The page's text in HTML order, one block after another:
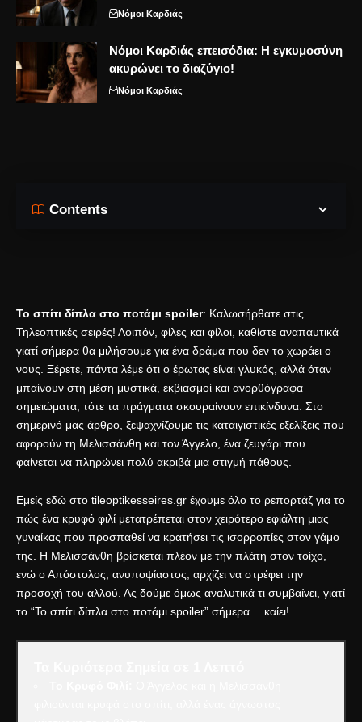
Νόμοι Καρδιάς
Νόμοι Καρδιάς επεισόδια: Η εγκυμοσύνη
ακυρώνει το διαζύγιο!
Νόμοι Καρδιάς
Contents
Το σπίτι δίπλα στο ποτάμι spoiler: Καλωσήρθατε στις
Τηλεοπτικές σειρές! Λοιπόν, φίλες και φίλοι, καθίστε αναπαυτικά
γιατί σήμερα θα μιλήσουμε για ένα δράμα που δεν το χωράει ο
νους. Ξέρετε, πάντα λέμε ότι ο έρωτας είναι γλυκός, αλλά όταν
μπαίνουν στη μέση μυστικά, εκβιασμοί και ανορθόγραφα
σημειώματα, τότε τα πράγματα σκουραίνουν επικίνδυνα. Στο
σημερινό μας άρθρο, ξεψαχνίζουμε τις καταιγιστικές εξελίξεις που
αφορούν τη Μελισσάνθη και τον Άγγελο, ένα ζευγάρι που
φαίνεται να πληρώνει πολύ ακριβά μια στιγμή πάθους.
Εμείς εδώ στο tileoptikesseires.gr έχουμε όλο το ρεπορτάζ για το
πώς ένα κρυφό φιλί μετατρέπεται στον χειρότερο εφιάλτη μιας
γυναίκας που προσπαθεί να κρατήσει τις ισορροπίες στον γάμο
της. Η Μελισσάνθη βρίσκεται πλέον με την πλάτη στον τοίχο,
ενώ ο Απόστολος, ανυποψίαστος, αρχίζει να στρέφει την
προσοχή του αλλού. Ας δούμε όμως αναλυτικά τι συμβαίνει, γιατί
το “Το σπίτι δίπλα στο ποτάμι spoiler” σήμερα… καίει!